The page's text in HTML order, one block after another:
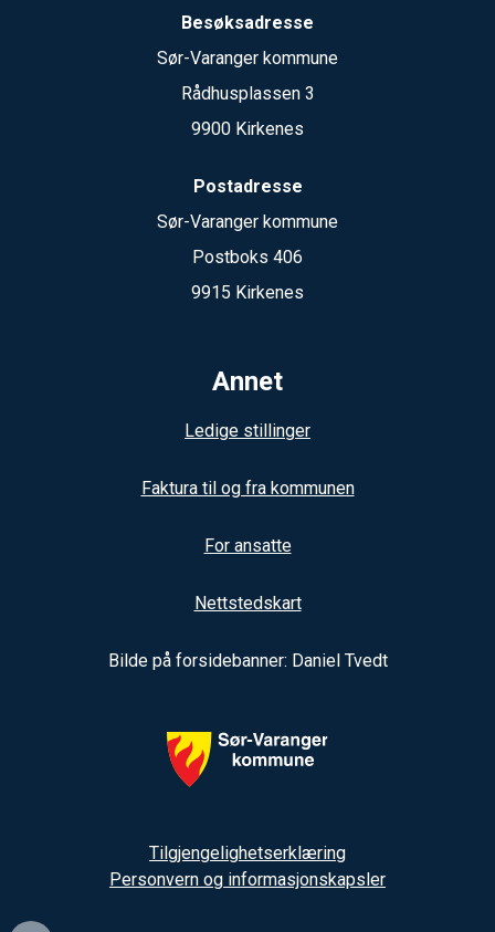
Besøksadresse
Sør-Varanger kommune
Rådhusplassen 3
9900 Kirkenes
Postadresse
Sør-Varanger kommune
Postboks 406
9915 Kirkenes
Annet
Ledige stillinger
Faktura til og fra kommunen
For ansatte
Nettstedskart
Bilde på forsidebanner: Daniel Tvedt
Tilgjengelighetserklæring
Personvern og informasjonskapsler